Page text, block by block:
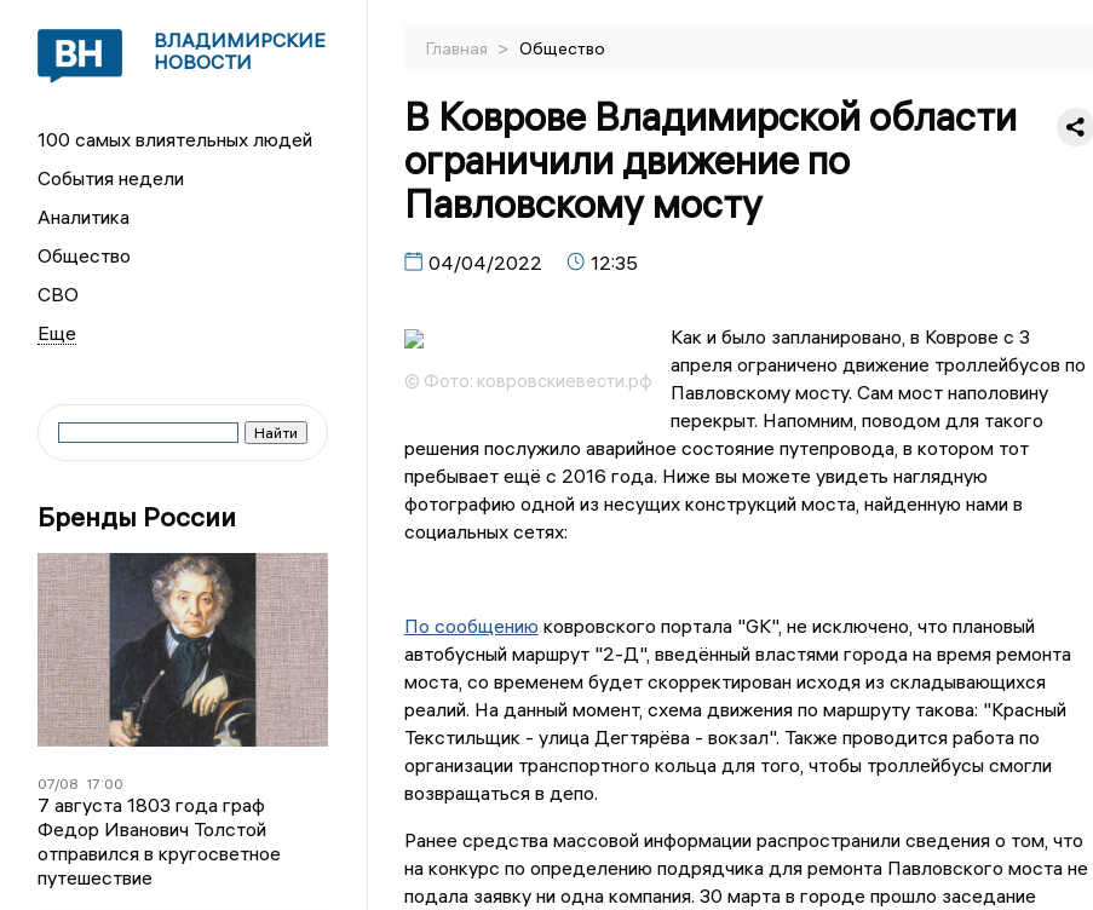
ВЛАДИМИРСКИЕ
НОВОСТИ
100 самых влиятельных людей
События недели
Аналитика
Общество
СВО
Бренды России
07/08 17:00
7 августа 1803 года граф
Федор Иванович Толстой
отправился в кругосветное
путешествие
Главная > Общество
В Коврове Владимирской области
ограничили движение по
Павловскому мосту
04/04/2022 12:35
© Фото: ковровскиевести.рф
Как и было запланировано, в Коврове с 3
апреля ограничено движение троллейбусов по
Павловскому мосту. Сам мост наполовину
перекрыт. Напомним, поводом для такого
решения послужило аварийное состояние путепровода, в котором тот
пребывает ещё с 2016 года. Ниже вы можете увидеть наглядную
фотографию одной из несущих конструкций моста, найденную нами в
социальных сетях:
По сообщению ковровского портала "GK", не исключено, что плановый
автобусный маршрут "2-Д", введённый властями города на время ремонта
моста, со временем будет скорректирован исходя из складывающихся
реалий. На данный момент, схема движения по маршруту такова: "Красный
Текстильщик - улица Дегтярёва - вокзал". Также проводится работа по
организации транспортного кольца для того, чтобы троллейбусы смогли
возвращаться в депо.
Ранее средства массовой информации распространили сведения о том, что
на конкурс по определению подрядчика для ремонта Павловского моста не
подала заявку ни одна компания. 30 марта в городе прошло заседание